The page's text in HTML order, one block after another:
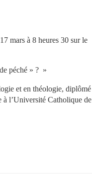
mars à 8 heures 30 sur le
péché » ?  »
et en théologie, diplômé
à l’Université Catholique de